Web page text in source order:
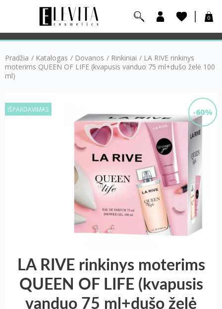
0
Pradžia / Katalogas / Dovanos / Rinkiniai / LA RIVE rinkinys
moterims QUEEN OF LIFE (kvapusis vanduo 75 ml+dušo želė 100
ml)
-60%
IŠPARDAVIMAS
LA RIVE rinkinys moterims
QUEEN OF LIFE (kvapusis
vanduo 75 ml+dušo želė